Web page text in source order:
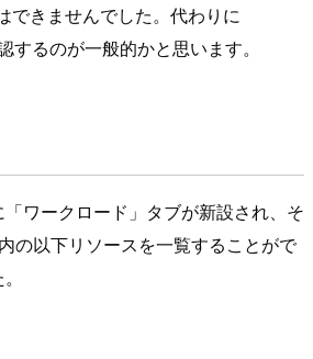
できませんでした。代わりに
するのが一般的かと思います。
ワークロード」タブが新設され、そ
の以下リソースを一覧することがで